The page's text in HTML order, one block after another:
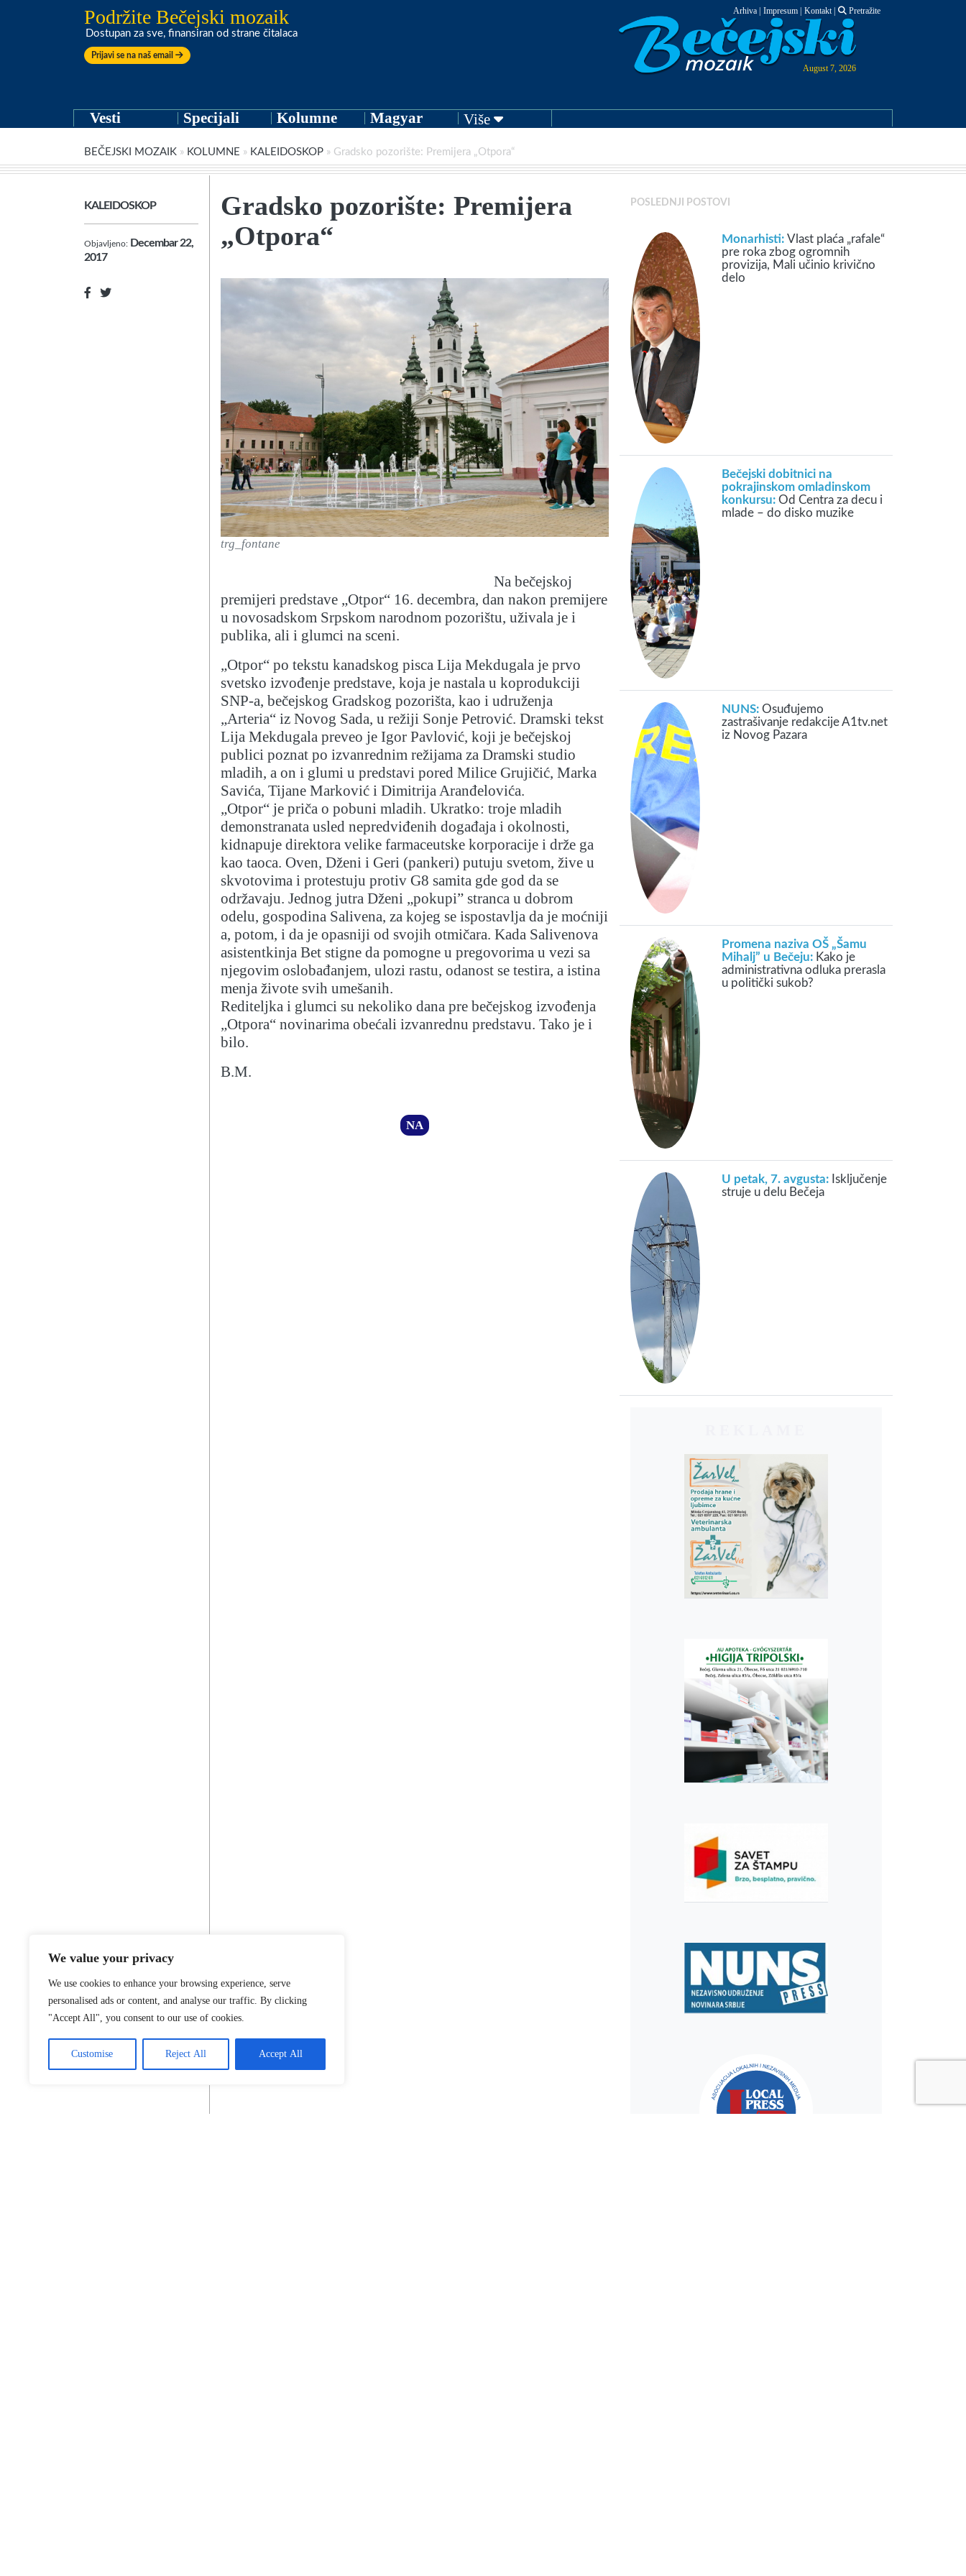
We value your privacy
We use cookies to enhance your browsing experience, serve
personalised ads or content, and analyse our traffic. By clicking
"Accept All", you consent to our use of cookies.
Customise Reject All Accept All
Podržite Bečejski mozaik
Dostupan za sve, finansiran od strane čitalaca
Prijavi se na naš email
Arhiva Impresum Kontakt| Pretražite
August 7, 2026
Vesti Specijali Kolumne Magyar Više
BEČEJSKI MOZAIK » KOLUMNE » KALEIDOSKOP » Gradsko pozorište: Premijera „Otpora“
KALEIDOSKOP
Objavljeno: Decembar 22,
2017
Gradsko pozorište: Premijera
„Otpora“
trg_fontane
Na bečejskoj
premijeri predstave „Otpor“ 16. decembra, dan nakon premijere
u novosadskom Srpskom narodnom pozorištu, uživala je i
publika, ali i glumci na sceni.
„Otpor“ po tekstu kanadskog pisca Lija Mekdugala je prvo
svetsko izvođenje predstave, koja je nastala u koprodukciji
SNP-a, bečejskog Gradskog pozorišta, kao i udruženja
„Arteria“ iz Novog Sada, u režiji Sonje Petrović. Dramski tekst
Lija Mekdugala preveo je Igor Pavlović, koji je bečejskoj
publici poznat po izvanrednim režijama za Dramski studio
mladih, a on i glumi u predstavi pored Milice Grujičić, Marka
Savića, Tijane Marković i Dimitrija Aranđelovića.
„Otpor“ je priča o pobuni mladih. Ukratko: troje mladih
demonstranata usled nepredviđenih događaja i okolnosti,
kidnapuje direktora velike farmaceutske korporacije i drže ga
kao taoca. Oven, Dženi i Geri (pankeri) putuju svetom, žive u
skvotovima i protestuju protiv G8 samita gde god da se
održavaju. Jednog jutra Dženi „pokupi” stranca u dobrom
odelu, gospodina Salivena, za kojeg se ispostavlja da je moćniji
a, potom, i da je opasniji od svojih otmičara. Kada Salivenova
asistentkinja Bet stigne da pomogne u pregovorima u vezi sa
njegovim oslobađanjem, ulozi rastu, odanost se testira, a istina
menja živote svih umešanih.
Rediteljka i glumci su nekoliko dana pre bečejskog izvođenja
„Otpora“ novinarima obećali izvanrednu predstavu. Tako je i
bilo.
B.M.
NA
POSLEDNJI POSTOVI
Monarhisti: Vlast plaća „rafale“
pre roka zbog ogromnih
provizija, Mali učinio krivično
delo
Bečejski dobitnici na
pokrajinskom omladinskom
konkursu: Od Centra za decu i
mlade – do disko muzike
NUNS: Osuđujemo
zastrašivanje redakcije A1tv.net
iz Novog Pazara
Promena naziva OŠ „Šamu
Mihalj” u Bečeju: Kako je
administrativna odluka prerasla
u politički sukob?
U petak, 7. avgusta: Isključenje
struje u delu Bečeja